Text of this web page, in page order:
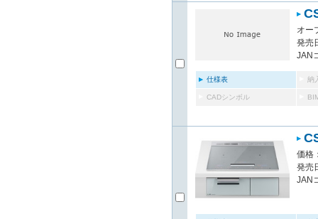
オー
発売
JAN
仕様表 納
CADシンボル
価格
発売
JAN